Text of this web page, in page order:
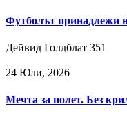
Футболът принадлежи
Дейвид Голдблат 351
24 Юли, 2026
Мечта за полет. Без